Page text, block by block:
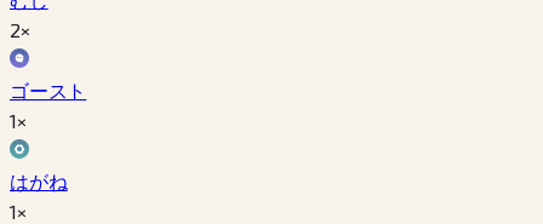
2×
ゴースト
1×
はがね
1×